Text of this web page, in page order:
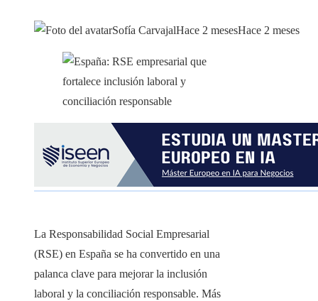
Sofía CarvajalHace 2 mesesHace 2 meses
La Responsabilidad Social Empresarial
(RSE) en España se ha convertido en una
palanca clave para mejorar la inclusión
laboral y la conciliación responsable. Más